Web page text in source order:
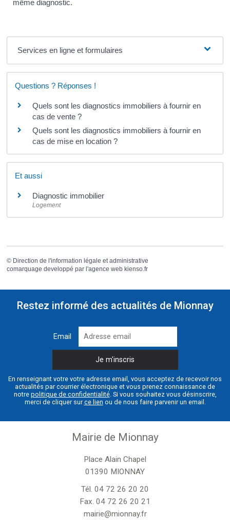
même diagnostic.
Services en ligne et formulaires
Questions ? Réponses !
Quels sont les diagnostics immobiliers à fournir en
cas de vente ?
Quels sont les diagnostics immobiliers à fournir en
cas de mise en location ?
Et aussi
Diagnostic immobilier
Logement
© Direction de l'information légale et administrative
comarquage developpé par l'agence web kienso.fr
Restez informé des actualités de Mionnay
Email
En renseignant votre votre adresse email, vous acceptez de recevoir nos
actualités par courrier électronique et vous prenez connaissance de
notre politique de confidentialité. Si vous souhaitez vous désinscrire,
merci de cliquer surce lien ou de nous faire parvenir un email.
Mairie de Mionnay
Place Alain Chapel
01390 MIONNAY
Tél. 04 72 26 20 20
Fax. 04 72 26 20 21
mairie@mionnay.fr